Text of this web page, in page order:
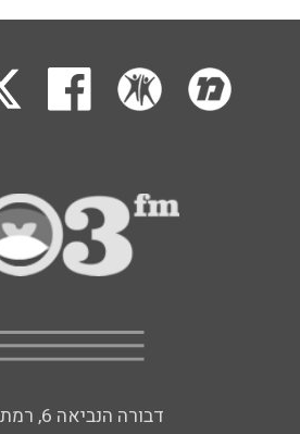
דבורה הנביאה 6, רמת השרון